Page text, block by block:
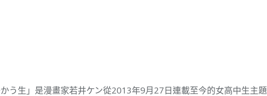
かう生」是漫畫家若井ケン從2013年9月27日連載至今的女高中生主題